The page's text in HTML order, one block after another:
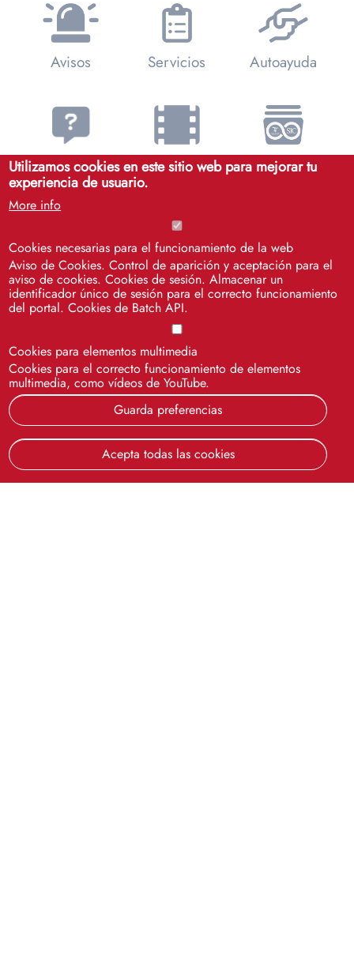
Avisos Servicios Autoayuda
FAQs Videotutoriales Catálogo SIC
Soporte
Remoto SOS
Utilizamos cookies en este sitio web para mejorar tu
experiencia de usuario.
More info
Cookies necesarias para el funcionamiento de la web
Aviso de Cookies. Control de aparición y aceptación para el
aviso de cookies. Cookies de sesión. Almacenar un
identificador único de sesión para el correcto funcionamiento
del portal. Cookies de Batch API.
Cookies para elementos multimedia
Cookies para el correcto funcionamiento de elementos
multimedia, como vídeos de YouTube.
Guarda preferencias
Acepta todas las cookies